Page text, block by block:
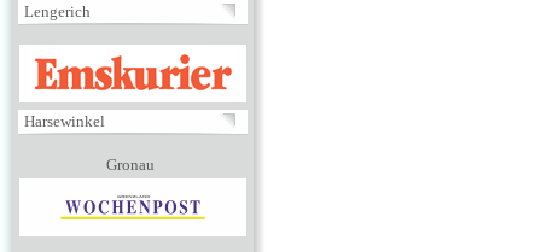
Lengerich
EMSKURIER
Harsewinkel
Gronau